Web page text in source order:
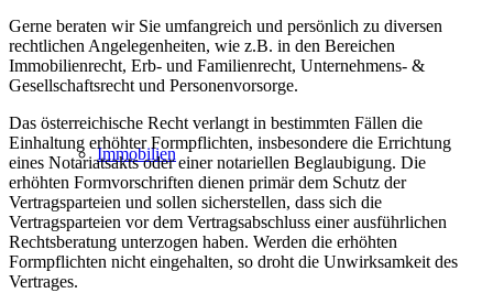
Immobilien
Gerne beraten wir Sie umfangreich und persönlich zu diversen
rechtlichen Angelegenheiten, wie z.B. in den Bereichen
Immobilienrecht, Erb- und Familienrecht, Unternehmens- &
Gesellschaftsrecht und Personenvorsorge.
Das österreichische Recht verlangt in bestimmten Fällen die
Einhaltung erhöhter Formpflichten, insbesondere die Errichtung
eines Notariatsakts oder einer notariellen Beglaubigung. Die
erhöhten Formvorschriften dienen primär dem Schutz der
Vertragsparteien und sollen sicherstellen, dass sich die
Vertragsparteien vor dem Vertragsabschluss einer ausführlichen
Rechtsberatung unterzogen haben. Werden die erhöhten
Formpflichten nicht eingehalten, so droht die Unwirksamkeit des
Vertrages.